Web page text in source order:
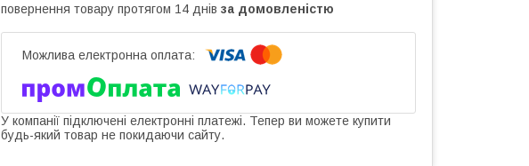
повернення товару протягом 14 днів за домовленістю
У компанії підключені електронні платежі. Тепер ви можете купити
будь-який товар не покидаючи сайту.